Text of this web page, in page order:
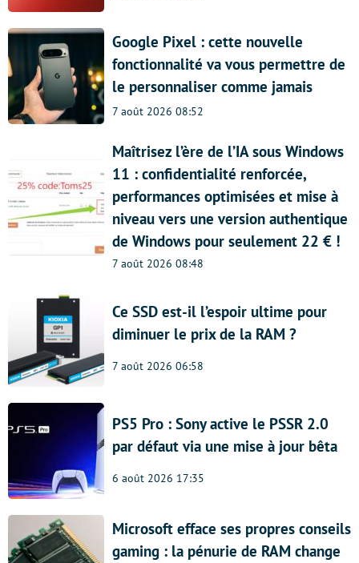
Google Pixel : cette nouvelle
fonctionnalité va vous permettre de
le personnaliser comme jamais
7 août 2026 08:52
Maîtrisez l’ère de l’IA sous Windows
11 : confidentialité renforcée,
performances optimisées et mise à
niveau vers une version authentique
de Windows pour seulement 22 € !
7 août 2026 08:48
Ce SSD est-il l’espoir ultime pour
diminuer le prix de la RAM ?
7 août 2026 06:58
PS5 Pro : Sony active le PSSR 2.0
par défaut via une mise à jour bêta
6 août 2026 17:35
Microsoft efface ses propres conseils
gaming : la pénurie de RAM change